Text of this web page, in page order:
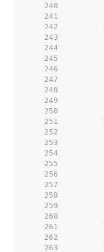
   240
   241
   242
   243
   244
   245
   246
   247
   248
   249
   250
   251
   252
   253
   254
   255
   256
   257
   258
   259
   260
   261
   262
   263